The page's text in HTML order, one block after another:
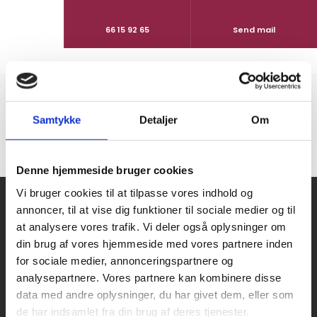
Samtykke Detaljer Om
Denne hjemmeside bruger cookies
Vi bruger cookies til at tilpasse vores indhold og
annoncer, til at vise dig funktioner til sociale medier og til
at analysere vores trafik. Vi deler også oplysninger om
din brug af vores hjemmeside med vores partnere inden
for sociale medier, annonceringspartnere og
analysepartnere. Vores partnere kan kombinere disse
data med andre oplysninger, du har givet dem, eller som
de har indsamlet fra din brug af deres tjenester.
66 15 92 65 Send mail
Hos Slagteren i Rosengårdcentret i Odense beskæftiger vi
kun veluddannet fagfolk, som alle har deres eget speciale.